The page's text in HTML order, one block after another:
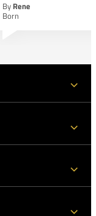
By Rene
Born